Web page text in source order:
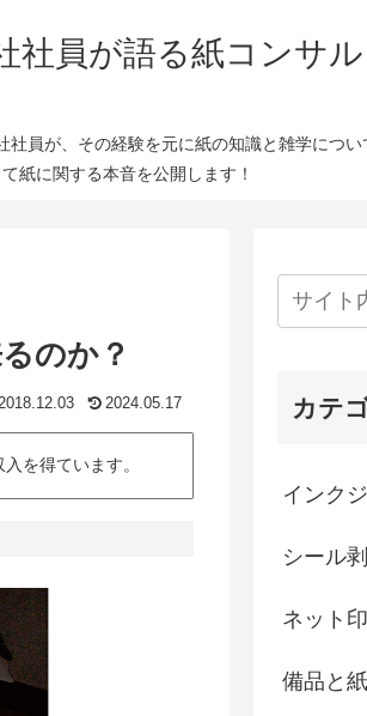
社員が語る紙コンサル
員が、その経験を元に紙の知識と雑学につ
紙に関する本音を公開します！
のか？
2018.12.03 2024.05.17
を得ています。
カテ
インク
シール
ネット
備品と紙